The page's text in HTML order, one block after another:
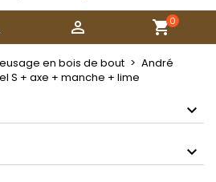
 0
en bois de bout
André
S + axe + manche + lime
Annulla Accedi